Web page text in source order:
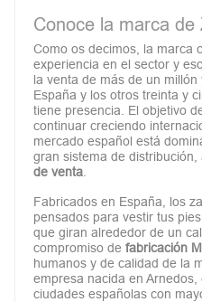
Conoce la marca de
Como os decimos, la marca
experiencia en el sector y
la venta de más de un
España y los otros treinta y
tiene presencia. El objetivo
continuar creciendo
mercado español está
gran sistema de distribución,
de venta
Fabricados en España, los
pensados para vestir tus
que giran alrededor de un
compromiso de fabricación
humanos y de calidad de la
empresa nacida en
ciudades españolas con